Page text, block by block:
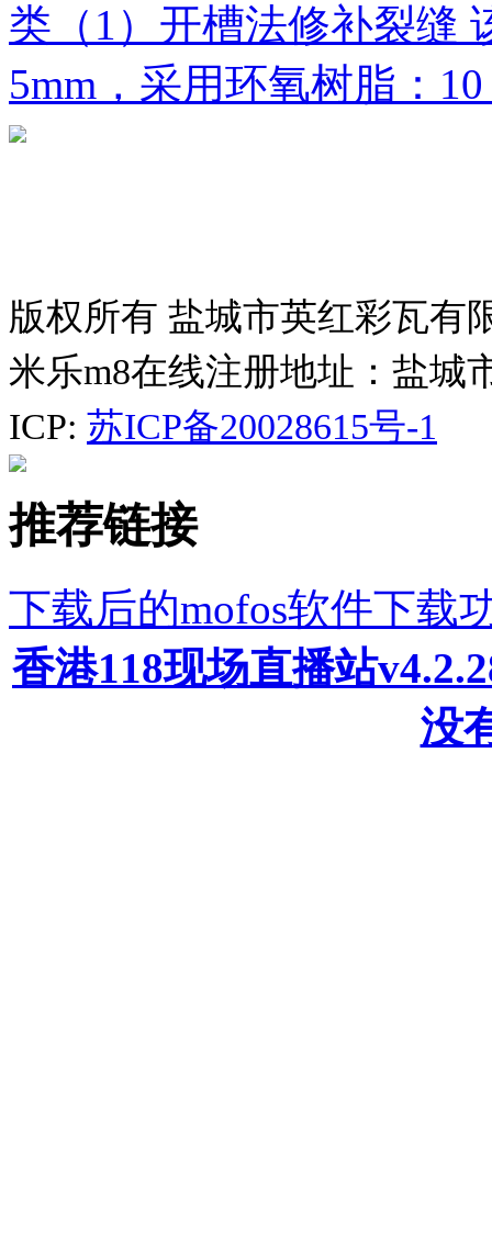
类（1）开槽法修补裂缝
5mm，采用环氧树脂：
版权所有 盐城市英红彩瓦有
米乐m8在线注册地址：盐城
ICP: 苏ICP备20028615号-1
推荐链接
下载后的mofos软件下载
香港118现场直播站
没